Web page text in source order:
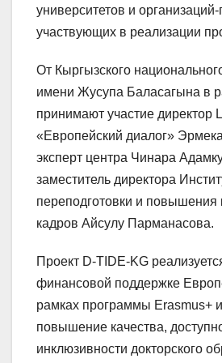
университетов и
участвующих в реализации
От Кыргызского
имени Жусупа Баласагына в
принимают участие директор
«Европейский диалог»
эксперт центра Чинара
заместитель директора
переподготовки и повышения
кадров Айсулу Парманасова.
Проект D-TIDE-KG
финансовой поддержке
рамках программы Erasmus+
повышение качества,
инклюзивности докторского